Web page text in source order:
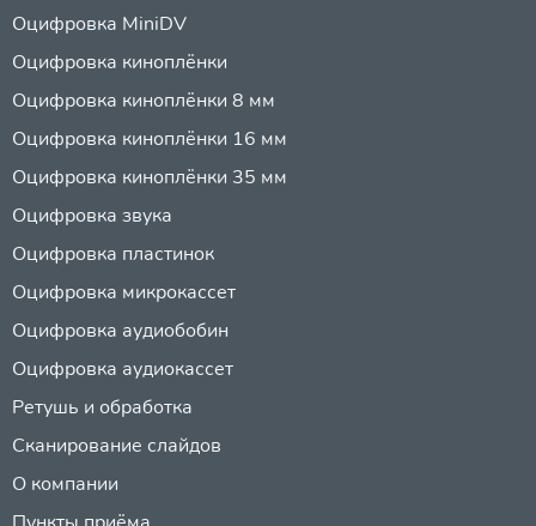
Оцифровка MiniDV
Оцифровка киноплёнки
Оцифровка киноплёнки 8 мм
Оцифровка киноплёнки 16 мм
Оцифровка киноплёнки 35 мм
Оцифровка звука
Оцифровка пластинок
Оцифровка микрокассет
Оцифровка аудиобобин
Оцифровка аудиокассет
Ретушь и обработка
Сканирование слайдов
О компании